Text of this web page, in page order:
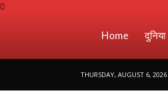
Muslim
Home दुनिया
THURSDAY, AUGUST 6, 2026